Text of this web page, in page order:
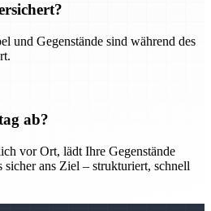
und Gegenstände sind während des
ab?
vor Ort, lädt Ihre Gegenstände
ans Ziel – strukturiert, schnell